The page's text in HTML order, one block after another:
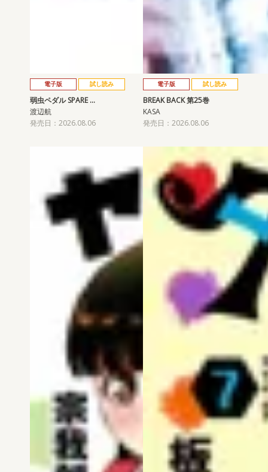
電子版 試し読み
弱虫ペダル SPARE …
渡辺航
発売日：2026.08.06
電子版 試し読み
BREAK BACK 第25巻
KASA
発売日：2026.08.06